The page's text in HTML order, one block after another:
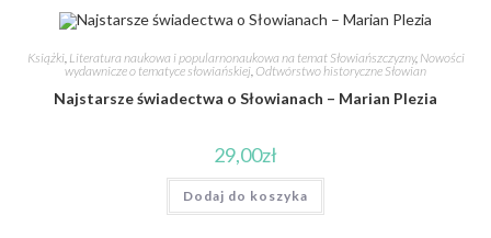
Książki, Literatura naukowa i popularnonaukowa na temat Słowiańszczyzny, Nowości
wydawnicze o tematyce słowiańskiej, Odtwórstwo historyczne Słowian
Najstarsze świadectwa o Słowianach – Marian Plezia
29,00zł
Dodaj do koszyka